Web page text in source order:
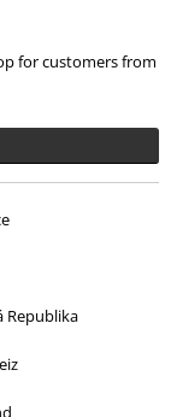
for customers from
Republika